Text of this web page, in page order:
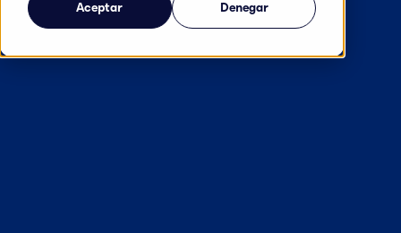
Aceptar Denegar